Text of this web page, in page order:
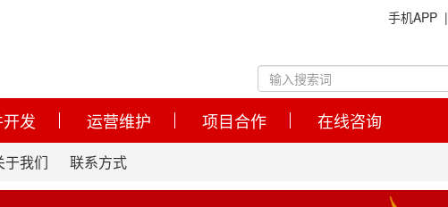
手机APP |
发 运营维护 项目合作 在线咨询
于我们 联系方式